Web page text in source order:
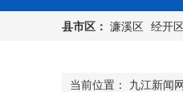
县市区： 濂溪区 经开
当前位置： 九江新闻